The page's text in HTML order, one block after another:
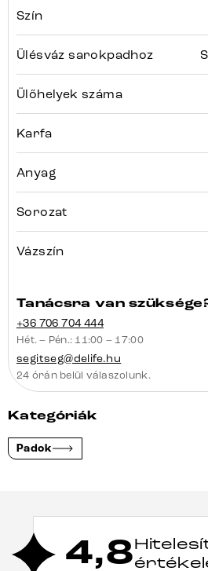
Szín
Ülésváz sarokpadhoz
Ülőhelyek száma
Karfa
Anyag
Sorozat
Vázszín
Tanácsra van
+36 706 704 444
Hét. – Pén.: 11:00 – 17:00
segitseg@delife.hu
24 órán belül válaszolunk.
Kategóriák
Padok
4,8